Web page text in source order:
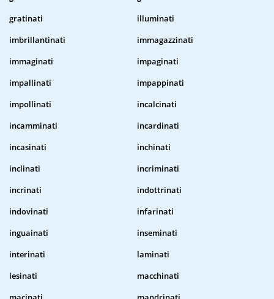
gratinati
illuminati
imbrillantinati
immagazzinati
immaginati
impaginati
impallinati
impappinati
impollinati
incalcinati
incamminati
incardinati
incasinati
inchinati
inclinati
incriminati
incrinati
indottrinati
indovinati
infarinati
inguainati
inseminati
interinati
laminati
lesinati
macchinati